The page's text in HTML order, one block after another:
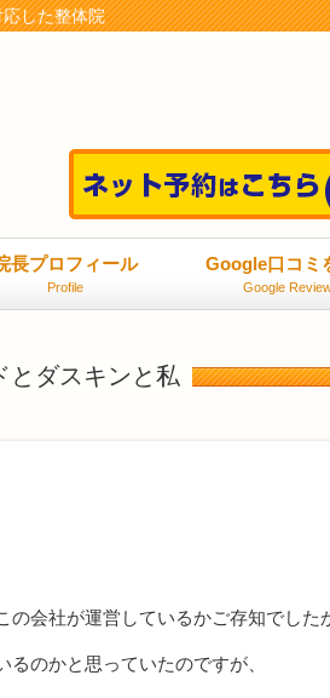
した整体院
長プロフィール
Profile
Google口コミ
Google
とダスキンと私
会社が運営しているかご存知でした
のかと思っていたのですが、